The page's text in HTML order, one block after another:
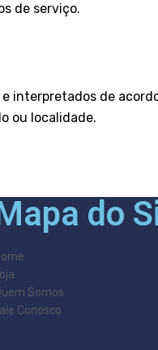
de serviço.
interpretados de
ou localidade.
do
Loja
Somos
Conosco